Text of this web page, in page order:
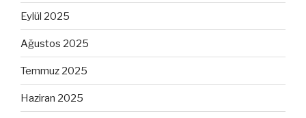
Eylül 2025
Ağustos 2025
Temmuz 2025
Haziran 2025